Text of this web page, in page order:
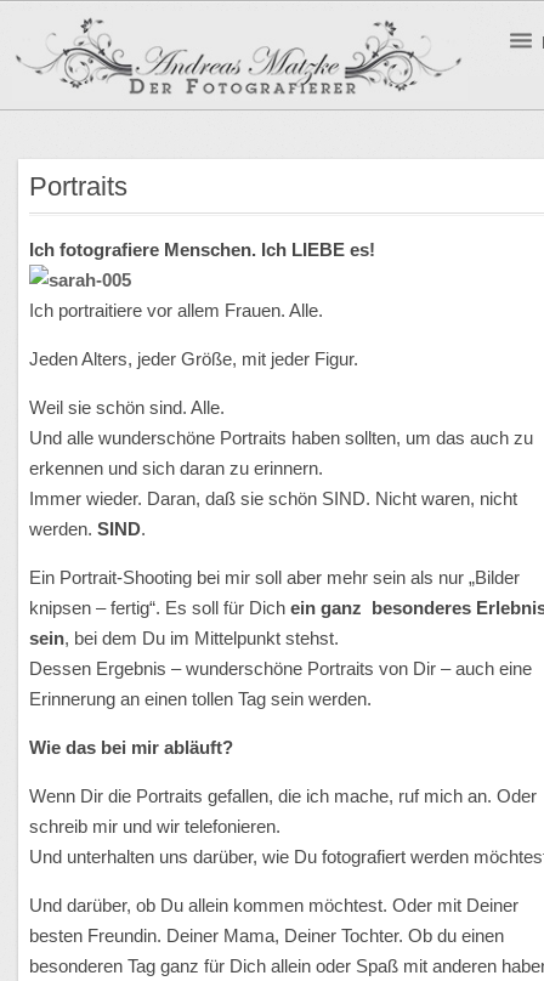
Portraits
Ich fotografiere Menschen. Ich LIEBE es!
Ich portraitiere vor allem Frauen. Alle.
Jeden Alters, jeder Größe, mit jeder Figur.
Weil sie schön sind. Alle.
Und alle wunderschöne Portraits haben sollten, um das auch zu
erkennen und sich daran zu erinnern.
Immer wieder. Daran, daß sie schön SIND. Nicht waren, nicht
werden.SIND.
Ein Portrait-Shooting bei mir soll aber mehr sein als nur „Bilder
knipsen – fertig“. Es soll für Dichein ganz besonderes
sein, bei dem Du im Mittelpunkt stehst.
Dessen Ergebnis – wunderschöne Portraits von Dir – auch eine
Erinnerung an einen tollen Tag sein werden.
Wie das bei mir abläuft?
Wenn Dir die Portraits gefallen, die ich mache, ruf mich an. Oder
schreib mir und wir telefonieren.
Und unterhalten uns darüber, wie Du fotografiert werden
Und darüber, ob Du allein kommen möchtest. Oder mit Deiner
besten Freundin. Deiner Mama, Deiner Tochter. Ob du einen
besonderen Tag ganz für Dich allein oder Spaß mit anderen